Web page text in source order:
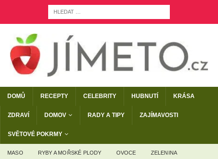
DOMŮ RECEPTY CELEBRITY HUBNUTÍ KRÁSA
ZDRAVÍ DOMOV RADY A TIPY ZAJÍMAVOSTI
SVĚTOVÉ POKRMY
MASO RYBY A MOŘSKÉ PLODY OVOCE ZELENINA